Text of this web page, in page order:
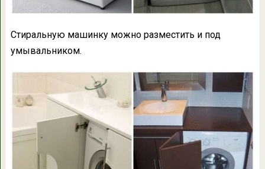
Стиральную машинку можно разместить и под
умывальником.